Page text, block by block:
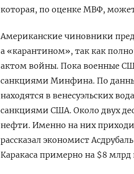
которая, по оценке МВФ,
Американские чиновники
а «карантином», так как
актом войны. Пока военные
санкциями Минфина. По
находятся в венесуэльских
санкциями США. Около двух
нефти. Именно на них
рассказал экономист
Каракаса примерно на $8 млрд